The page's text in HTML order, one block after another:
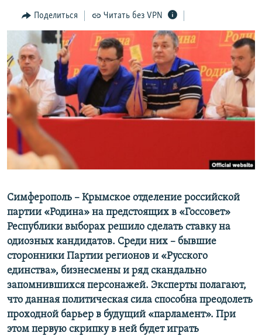
поискуИНФОГРАФИКА
ТЕЛЕПРОЕКТ КРЫМ.РЕАЛИИ
СОВЕТЫ ПРАВОЗАЩИТНИКОВ
ПРОПАВШИЕ БЕЗ ВЕСТИ
ПОБЕДИТЕЛЕЙ НЕ СУДЯТ?
КРЫМ.НЕПОКОРЕННЫЙ
ELIFBE
УКРАИНСКАЯ ПРОБЛЕМА КРЫМА
КАК ОБОЙТИ БЛОКИРОВКУ
Українською
Qırımtatar
ПРИСОЕДИНЯЙТЕСЬ!
Поделиться Читать без VPN
Симферополь – Крымское отделение российской
партии «Родина» на предстоящих в «Госсовет»
Республики выборах решило сделать ставку на
одиозных кандидатов. Среди них – бывшие
сторонники Партии регионов и «Русского
единства», бизнесмены и ряд скандально
запомнившихся персонажей. Эксперты полагают,
что данная политическая сила способна преодолеть
проходной барьер в будущий «парламент». При
этом первую скрипку в ней будет играть